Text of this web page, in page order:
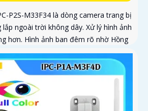
P2S-M33F34 là dòng camera trang bị
ngoài trời không dây. Xử lý hình ảnh
hơn. Hình ảnh ban đêm rõ nhờ Hồng